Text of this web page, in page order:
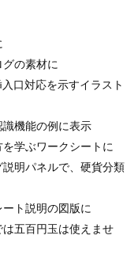
の素材に
口対応を示すイラスト
機能の例に表示
学ぶワークシートに
明パネルで、硬貨分類
ト説明の図版に
は五百円玉は使えませ